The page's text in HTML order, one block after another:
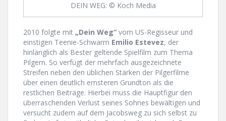
DEIN WEG: © Koch Media
2010 folgte mit „Dein Weg“ vom US-Regisseur und
einstigen Teenie-Schwarm Emilio Estevez, der
hinlänglich als Bester geltende Spielfilm zum Thema
Pilgern. So verfügt der mehrfach ausgezeichnete
Streifen neben den üblichen Stärken der Pilgerfilme
über einen deutlich ernsteren Grundton als die
restlichen Beiträge. Hierbei muss die Hauptfigur den
überraschenden Verlust seines Sohnes bewältigen und
versucht zudem auf dem Jacobsweg zu sich selbst zu